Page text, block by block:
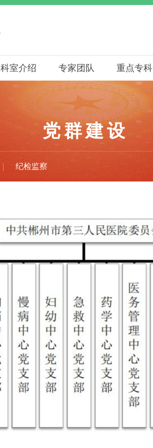
科室介绍 专家团队 重点专科
党群建设
纪检监察